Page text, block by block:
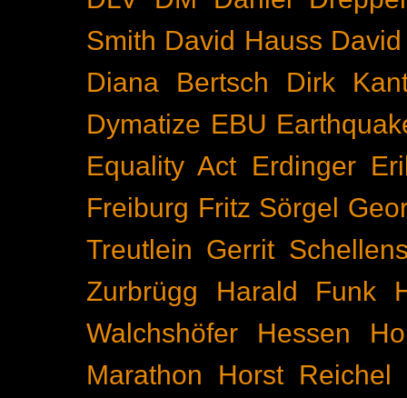
Smith David Hauss
Diana Bertsch
Dirk
Dymatize EBU
Equality Act Erdinger
Freiburg Fritz Sörgel
Treutlein Gerrit
Zurbrügg
Harald Funk
Walchshöfer
Hessen
Marathon
Horst Reichel